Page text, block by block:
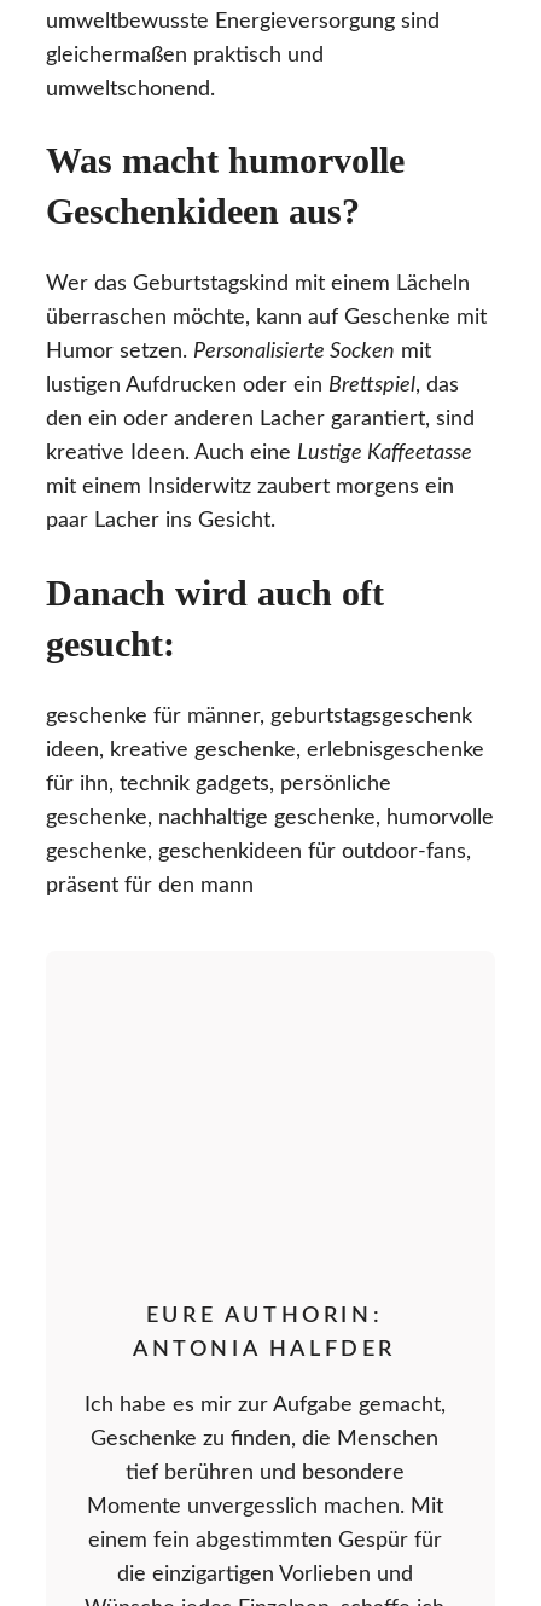
umweltbewusste Energieversorgung sind
gleichermaßen praktisch und
umweltschonend.
Was macht humorvolle
Geschenkideen aus?
Wer das Geburtstagskind mit einem Lächeln
überraschen möchte, kann auf Geschenke mit
Humor setzen. Personalisierte Socken mit
lustigen Aufdrucken oder ein Brettspiel, das
den ein oder anderen Lacher garantiert, sind
kreative Ideen. Auch eine Lustige Kaffeetasse
mit einem Insiderwitz zaubert morgens ein
paar Lacher ins Gesicht.
Danach wird auch oft
gesucht:
geschenke für männer, geburtstagsgeschenk
ideen, kreative geschenke, erlebnisgeschenke
für ihn, technik gadgets, persönliche
geschenke, nachhaltige geschenke, humorvolle
geschenke, geschenkideen für outdoor-fans,
präsent für den mann
EURE AUTHORIN:
ANTONIA HALFDER
Ich habe es mir zur Aufgabe gemacht,
Geschenke zu finden, die Menschen
tief berühren und besondere
Momente unvergesslich machen. Mit
einem fein abgestimmten Gespür für
die einzigartigen Vorlieben und